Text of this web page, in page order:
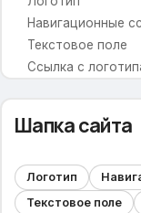
Навигационные
Текстовое поле
Ссылка с
Почта для
Навигационное
Шапка сайта
Логотип
Текстовое поле